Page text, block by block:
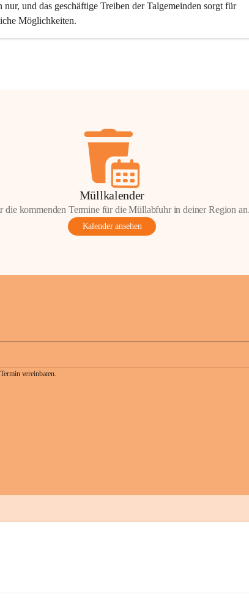
nur, und das geschäftige Treiben der Talgemeinden sorgt für
Möglichkeiten.
Müllkalender
die kommenden Termine für die Müllabfuhr in deiner Region
Kalender ansehen
vereinbaren.